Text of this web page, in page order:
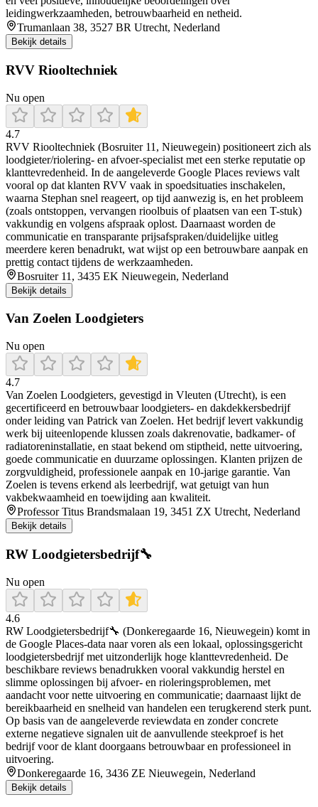
leidingwerkzaamheden, betrouwbaarheid en netheid.
Trumanlaan 38, 3527 BR Utrecht, Nederland
Bekijk details
RVV Riooltechniek
Nu open
4.7
RVV Riooltechniek (Bosruiter 11, Nieuwegein) positioneert zich als
loodgieter/riolering- en afvoer-specialist met een sterke reputatie op
klanttevredenheid. In de aangeleverde Google Places reviews valt
vooral op dat klanten RVV vaak in spoedsituaties inschakelen,
waarna Stephan snel reageert, op tijd aanwezig is, en het probleem
(zoals ontstoppen, vervangen rioolbuis of plaatsen van een T-stuk)
vakkundig en volgens afspraak oplost. Daarnaast worden de
communicatie en transparante prijsafspraken/duidelijke uitleg
meerdere keren benadrukt, wat wijst op een betrouwbare aanpak en
prettig contact tijdens de werkzaamheden.
Bosruiter 11, 3435 EK Nieuwegein, Nederland
Bekijk details
Van Zoelen Loodgieters
Nu open
4.7
Van Zoelen Loodgieters, gevestigd in Vleuten (Utrecht), is een
gecertificeerd en betrouwbaar loodgieters‑ en dakdekkersbedrijf
onder leiding van Patrick van Zoelen. Het bedrijf levert vakkundig
werk bij uiteenlopende klussen zoals dakrenovatie, badkamer‑ of
radiatoreninstallatie, en staat bekend om stiptheid, nette uitvoering,
goede communicatie en duurzame oplossingen. Klanten prijzen de
zorgvuldigheid, professionele aanpak en 10‑jarige garantie. Van
Zoelen is tevens erkend als leerbedrijf, wat getuigt van hun
vakbekwaamheid en toewijding aan kwaliteit.
Professor Titus Brandsmalaan 19, 3451 ZX Utrecht, Nederland
Bekijk details
RW Loodgietersbedrijf🔧
Nu open
4.6
RW Loodgietersbedrijf🔧 (Donkeregaarde 16, Nieuwegein) komt in
de Google Places-data naar voren als een lokaal, oplossingsgericht
loodgietersbedrijf met uitzonderlijk hoge klanttevredenheid. De
beschikbare reviews benadrukken vooral vakkundig herstel en
slimme oplossingen bij afvoer- en rioleringsproblemen, met
aandacht voor nette uitvoering en communicatie; daarnaast lijkt de
bereikbaarheid en snelheid van handelen een terugkerend sterk punt.
Op basis van de aangeleverde reviewdata en zonder concrete
externe negatieve signalen uit de aanvullende steekproef is het
bedrijf voor de klant doorgaans betrouwbaar en professioneel in
uitvoering.
Donkeregaarde 16, 3436 ZE Nieuwegein, Nederland
Bekijk details